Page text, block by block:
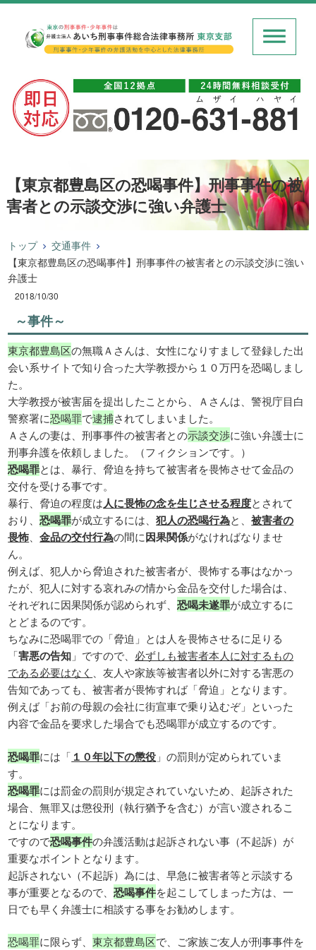
【東京都豊島区の恐喝事件】刑事事件の被
害者との示談交渉に強い弁護士
トップ
交通事件
【東京都豊島区の恐喝事件】刑事事件の被害者との示談交渉に強い
弁護士
2018/10/30
～事件～
東京都豊島区の無職Ａさんは、女性になりすまして登録した出
会い系サイトで知り合った大学教授から１０万円を恐喝しまし
た。
大学教授が被害届を提出したことから、Ａさんは、警視庁目白
警察署に恐喝罪で逮捕されてしまいました。
Ａさんの妻は、刑事事件の被害者との示談交渉に強い弁護士に
刑事弁護を依頼しました。（フィクションです。）
恐喝罪とは、暴行、脅迫を持ちて被害者を畏怖させて金品の
交付を受ける事です。
暴行、脅迫の程度は人に畏怖の念を生じさせる程度とされて
おり、恐喝罪が成立するには、犯人の恐喝行為と、被害者の
畏怖 、金品の交付行為の間に因果関係がなければなりませ
ん。
例えば、犯人から脅迫された被害者が、畏怖する事はなかっ
たが、犯人に対する哀れみの情から金品を交付した場合は、
それぞれに因果関係が認められず、恐喝未遂罪が成立するに
とどまるのです。
ちなみに恐喝罪での「脅迫」とは人を畏怖させるに足りる
「害悪の告知 」ですので、 必ずしも被害者本人に対するもの
である必要はなく
、友人や家族等被害者以外に対する害悪の
告知であっても、被害者が畏怖すれば「脅迫」となります。
例えば「お前の母親の会社に街宣車で乗り込むぞ」といった
内容で金品を要求した場合でも恐喝罪が成立するのです。
恐喝罪には「 １０年以下の懲役 」の罰則が定められていま
す。
恐喝罪には罰金の罰則が規定されていないため、起訴された
場合、無罪又は懲役刑（執行猶予を含む）が言い渡されるこ
とになります。
ですので恐喝事件の弁護活動は起訴されない事（不起訴）が
重要なポイントとなります。
起訴されない（不起訴）為には、早急に被害者等と示談する
事が重要となるので、恐喝事件を起こしてしまった方は、一
日でも早く弁護士に相談する事をお勧めします。
恐喝罪に限らず、東京都豊島区で、ご家族ご友人が刑事事件を